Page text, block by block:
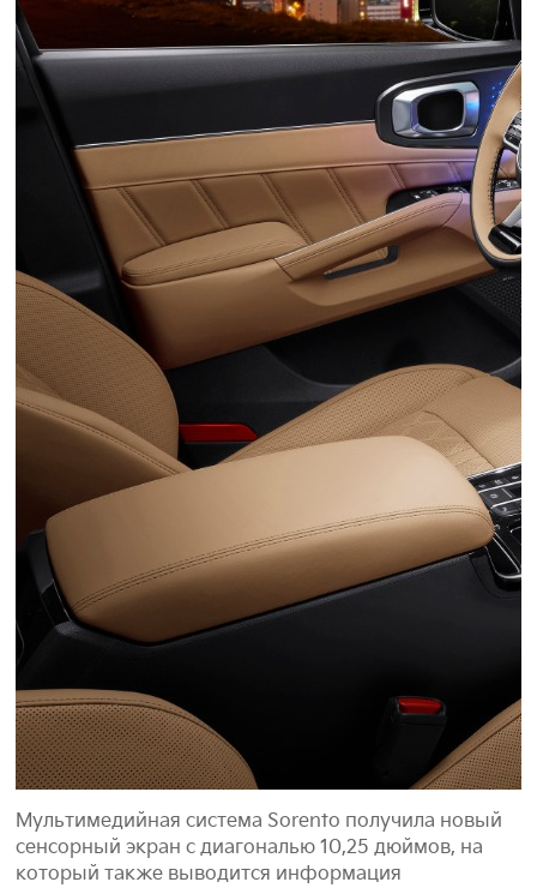
Мультимедийная система Sorento получила новый
сенсорный экран с диагональю 10,25 дюймов, на
который также выводится информация